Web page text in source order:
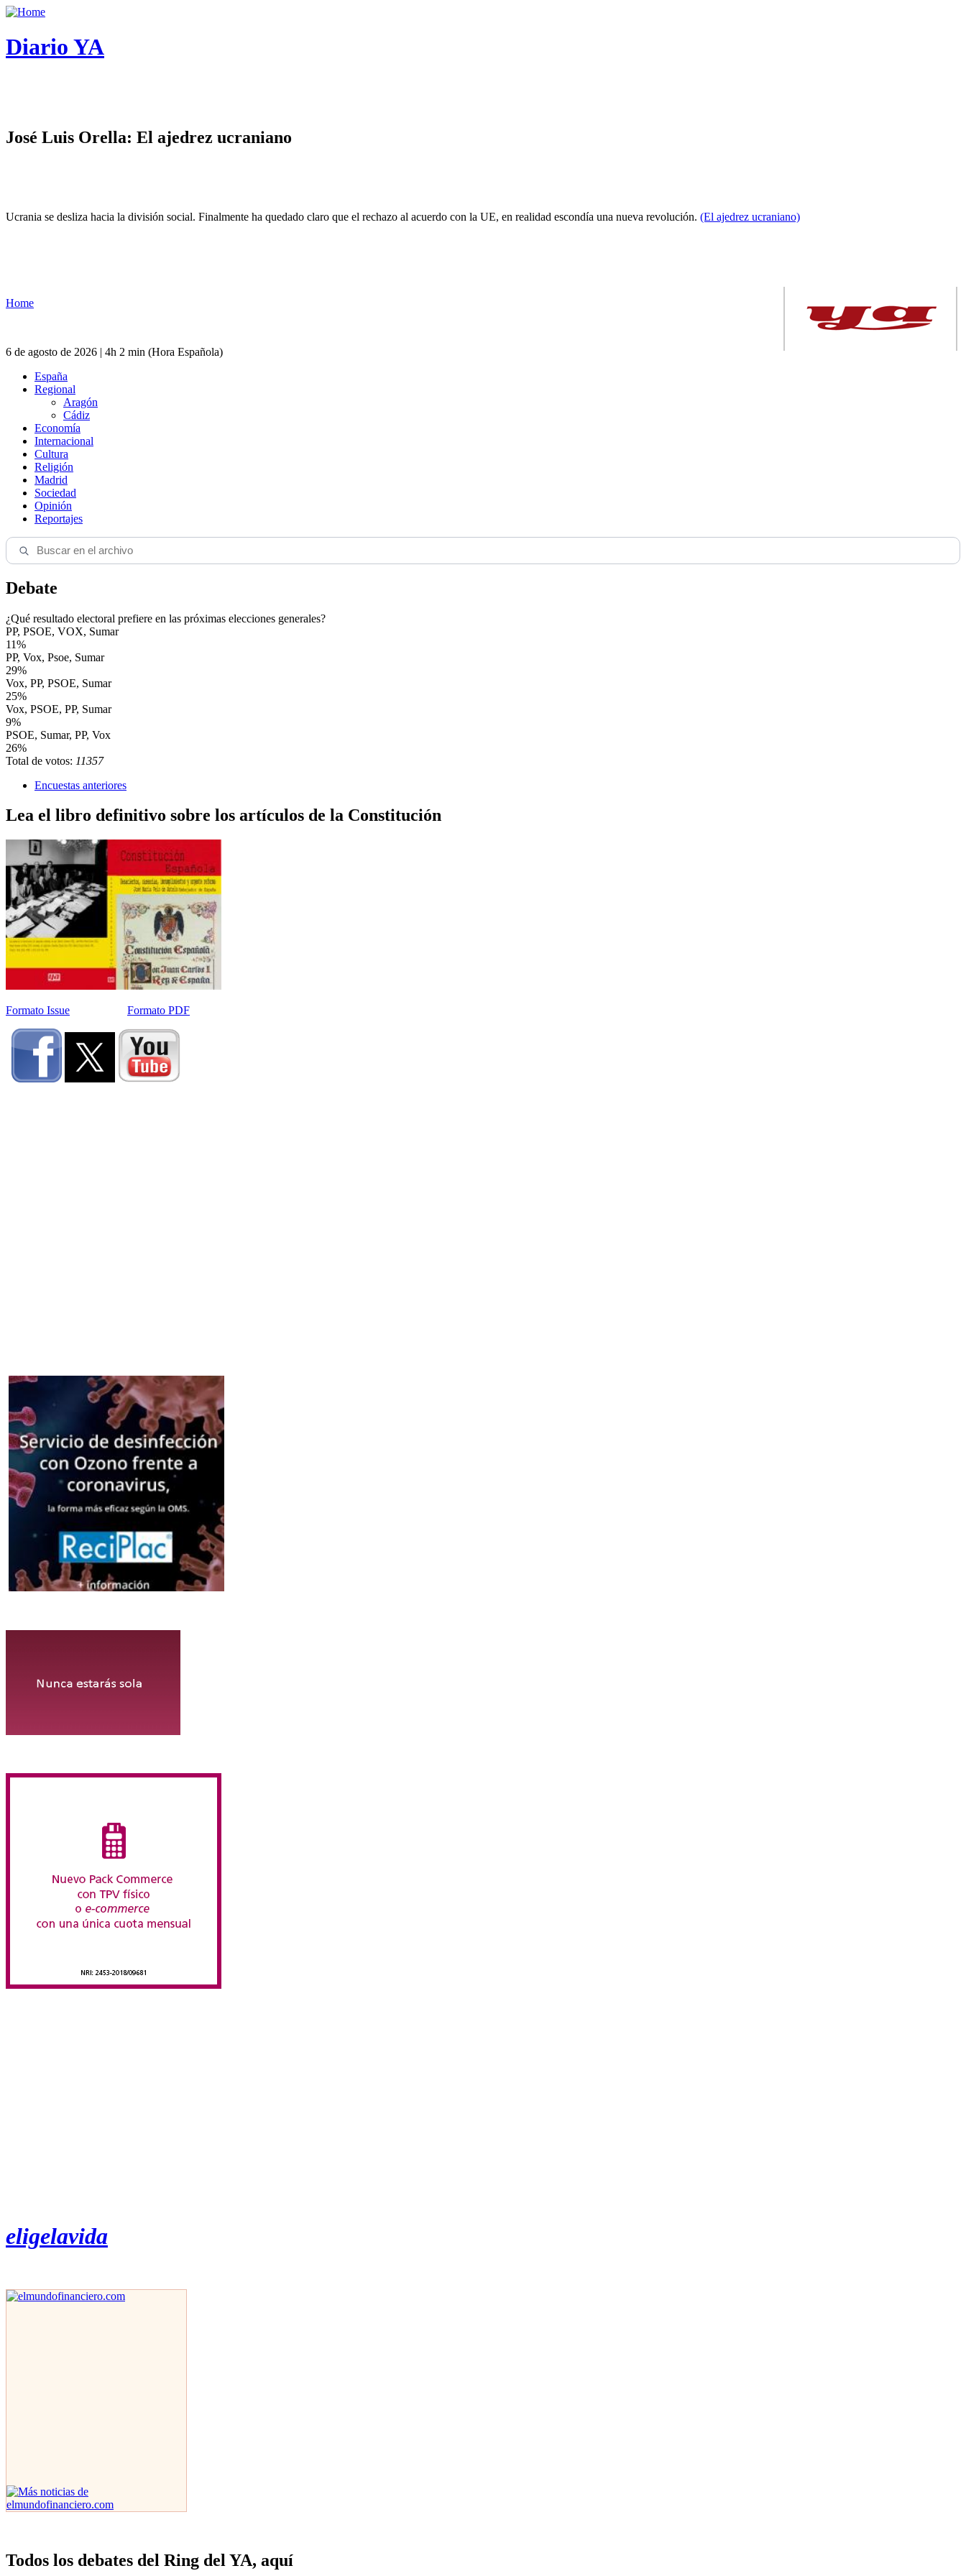
Diario YA
José Luis Orella: El ajedrez ucraniano
Ucrania se desliza hacia la división social. Finalmente ha quedado claro que el rechazo al acuerdo con la UE, en realidad escondía una nueva revolución. (El ajedrez ucraniano)
Home
6 de agosto de 2026 | 4h 2 min (Hora Española)
España
Regional
Aragón
Cádiz
Economía
Internacional
Cultura
Religión
Madrid
Sociedad
Opinión
Reportajes
Debate
¿Qué resultado electoral prefiere en las próximas elecciones generales?
PP, PSOE, VOX, Sumar
11%
PP, Vox, Psoe, Sumar
29%
Vox, PP, PSOE, Sumar
25%
Vox, PSOE, PP, Sumar
9%
PSOE, Sumar, PP, Vox
26%
Total de votos: 11357
Encuestas anteriores
Lea el libro definitivo sobre los artículos de la Constitución
Formato Issue Formato PDF
eligelavida
Todos los debates del Ring del YA, aquí